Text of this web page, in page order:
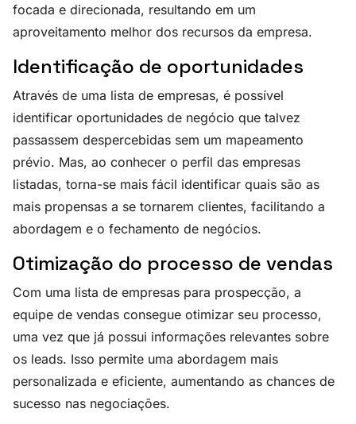
focada e direcionada, resultando em um
aproveitamento melhor dos recursos da empresa.
Identificação de oportunidades
Através de uma lista de empresas, é possível
identificar oportunidades de negócio que talvez
passassem despercebidas sem um mapeamento
prévio. Mas, ao conhecer o perfil das empresas
listadas, torna-se mais fácil identificar quais são as
mais propensas a se tornarem clientes, facilitando a
abordagem e o fechamento de negócios.
Otimização do processo de vendas
Com uma lista de empresas para prospecção, a
equipe de vendas consegue otimizar seu processo,
uma vez que já possui informações relevantes sobre
os leads. Isso permite uma abordagem mais
personalizada e eficiente, aumentando as chances de
sucesso nas negociações.